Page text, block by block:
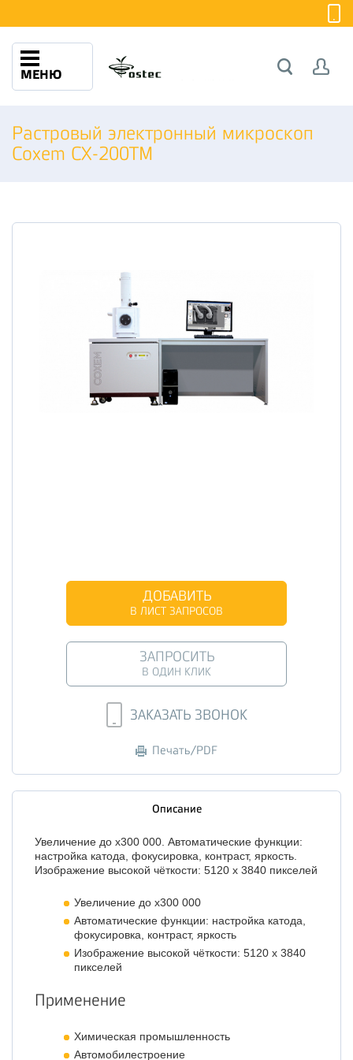
МЕНЮ
Растровый электронный микроскоп
Coxem CX-200TM
ДОБАВИТЬ
В ЛИСТ ЗАПРОСОВ
ЗАПРОСИТЬ
В ОДИН КЛИК
ЗАКАЗАТЬ ЗВОНОК
Печать/PDF
Описание
Увеличение до x300 000. Автоматические функции:
настройка катода, фокусировка, контраст, яркость.
Изображение высокой чёткости: 5120 x 3840 пикселей
Увеличение до x300 000
Автоматические функции: настройка катода,
фокусировка, контраст, яркость
Изображение высокой чёткости: 5120 x 3840
пикселей
Применение
Химическая промышленность
Автомобилестроение